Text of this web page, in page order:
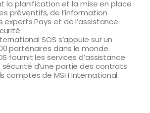
la planification et la mise en place
préventifs, de l’information
experts Pays et de l’assistance
SOS s’appuie sur un
partenaires dans le monde.
fournit les services d’assistance
d’une partie des contrats
comptes de MSH International.